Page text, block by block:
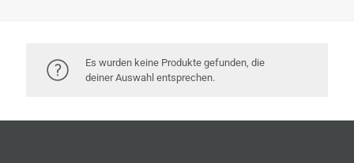
Es wurden keine Produkte gefunden, die
deiner Auswahl entsprechen.